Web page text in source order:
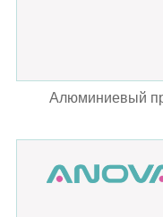
Алюминиевый